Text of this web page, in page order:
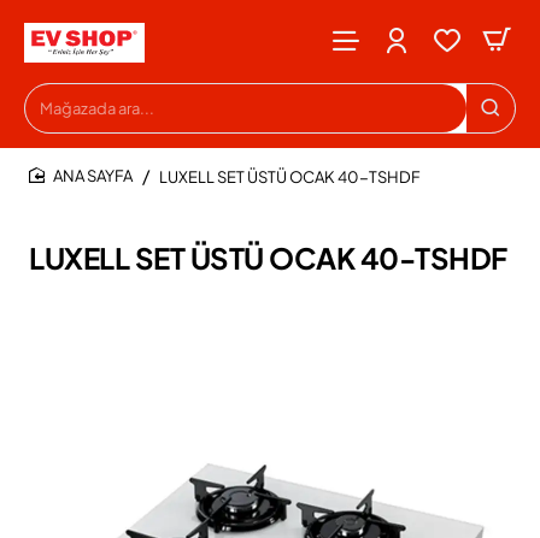
Mağazada
ara...
LUXELL SET ÜSTÜ OCAK 40-TSHDF
LUXELL SET ÜSTÜ OCAK 40-TSHDF